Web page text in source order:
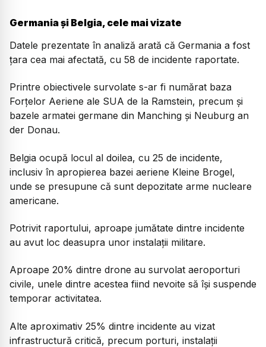
Germania și Belgia, cele mai vizate
Datele prezentate în analiză arată că Germania a fost
țara cea mai afectată, cu 58 de incidente raportate.
Printre obiectivele survolate s-ar fi numărat baza
Forțelor Aeriene ale SUA de la Ramstein, precum și
bazele armatei germane din Manching și Neuburg an
der Donau.
Belgia ocupă locul al doilea, cu 25 de incidente,
inclusiv în apropierea bazei aeriene Kleine Brogel,
unde se presupune că sunt depozitate arme nucleare
americane.
Potrivit raportului, aproape jumătate dintre incidente
au avut loc deasupra unor instalații militare.
Aproape 20% dintre drone au survolat aeroporturi
civile, unele dintre acestea fiind nevoite să își suspende
temporar activitatea.
Alte aproximativ 25% dintre incidente au vizat
infrastructură critică, precum porturi, instalații